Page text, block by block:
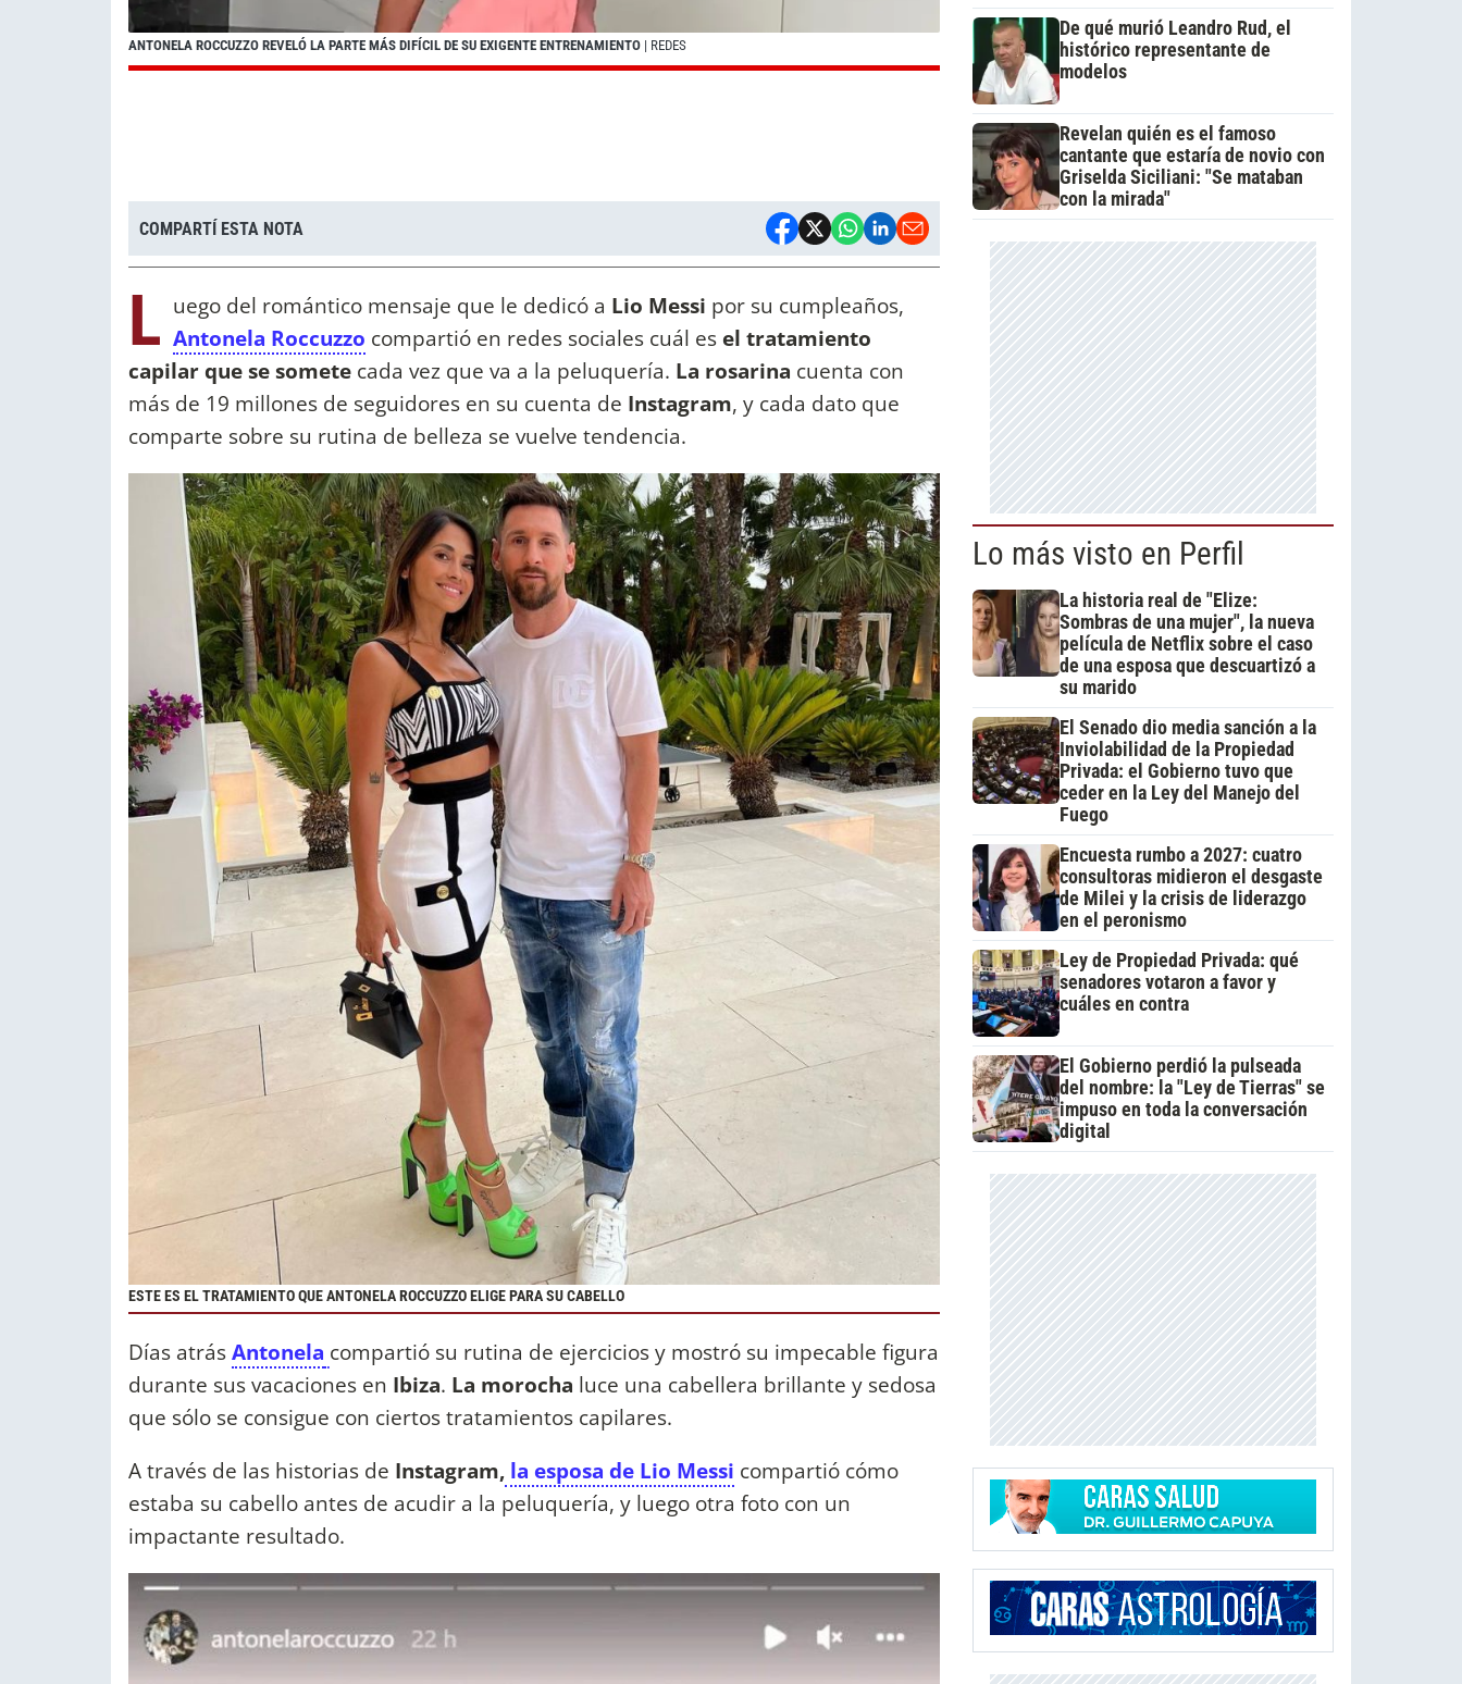
ANTONELA ROCCUZZO REVELÓ LA PARTE MÁS DIFÍCIL DE SU EXIGENTE ENTRENAMIENTO | REDES
COMPARTÍ ESTA NOTA
L uego del romántico mensaje que le dedicó a Lio Messi por su cumpleaños,
Antonela Roccuzzo compartió en redes sociales cuál es el tratamiento
capilar que se somete cada vez que va a la peluquería. La rosarina cuenta con
más de 19 millones de seguidores en su cuenta de Instagram, y cada dato que
comparte sobre su rutina de belleza se vuelve tendencia.
ESTE ES EL TRATAMIENTO QUE ANTONELA ROCCUZZO ELIGE PARA SU CABELLO
Días atrásAntonela compartió su rutina de ejercicios y mostró su impecable figura
durante sus vacaciones en Ibiza. La morocha luce una cabellera brillante y sedosa
que sólo se consigue con ciertos tratamientos capilares.
A través de las historias de Instagram, la esposa de Lio Messi compartió cómo
estaba su cabello antes de acudir a la peluquería, y luego otra foto con un
impactante resultado.
De qué murió Leandro Rud, el
histórico representante de
modelos
Revelan quién es el famoso
cantante que estaría de novio con
Griselda Siciliani: "Se mataban
con la mirada"
Lo más visto en Perfil
La historia real de "Elize:
Sombras de una mujer", la nueva
película de Netflix sobre el caso
de una esposa que descuartizó a
su marido
El Senado dio media sanción a la
Inviolabilidad de la Propiedad
Privada: el Gobierno tuvo que
ceder en la Ley del Manejo del
Fuego
Encuesta rumbo a 2027: cuatro
consultoras midieron el desgaste
de Milei y la crisis de liderazgo
en el peronismo
Ley de Propiedad Privada: qué
senadores votaron a favor y
cuáles en contra
El Gobierno perdió la pulseada
del nombre: la "Ley de Tierras" se
impuso en toda la conversación
digital